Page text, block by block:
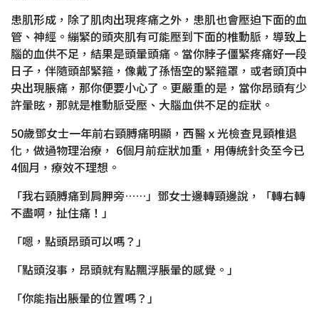
患肌形成，除了肌肉出現疼痛之外，患肌也會壓迫下面的血
管、神經。繃緊的頭夾肌有可能壓到下面的椎動脈，導致上
腦的血供不足，結果是頭暈頭痛。當你脖子僵緊疼痛好一段
日子，伴隨頭部緊箍，像戴了孫悟空的緊箍罩，或者頭頂中
央出現脹痛，那你便要小心了。更嚴重的是，當你昂頭有少
許暈眩，那就是椎動脈受壓、大腦血供不足的症狀。
50歲鄧女士一年前右頸膊痛明顯，西醫ｘ光檢查見頸椎退
化，做過物理治療， 6個月前症狀加重，用傳統針灸至今已
4個月，療效不理想。
「我右頸膊痛到肩胛旁……」鄧女士邊轉頸邊說，「轉右轉
不盡啊，扯住痛！」
「嗯，點頭昂頭可以嗎？」
「點頭沒事，昂頭就有點飄浮脹暈的感覺。」
「你能指出脹暈的位置嗎？」